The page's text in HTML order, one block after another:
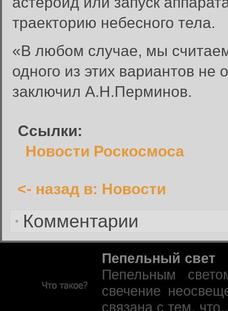
траекторию небесного тела.
«В любом случае, мы
одного из этих вариантов
заключил А.Н.Перминов.
Ссылки:
Новости Роскосмоса
<- назад в: Новости
Комментарии
Вход в систему
Введите имя пользователя и
Имя пользователя:
Запомнить меня:
Забыли пароль?
Пепельный свет
Пепельным
свечение
связана с тем,